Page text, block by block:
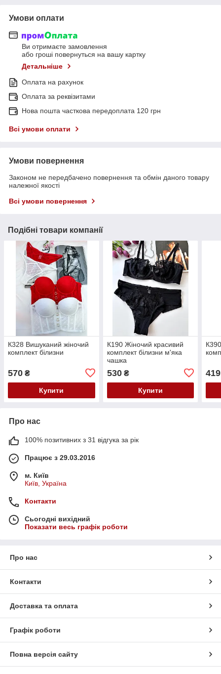
Умови оплати
Ви отримаєте замовлення
або гроші повернуться на вашу картку
Детальніше
Оплата на рахунок
Оплата за реквізитами
Нова пошта часткова передоплата 120 грн
Всі умови оплати
Умови повернення
Законом не передбачено повернення та обмін даного товару
належної якості
Всі умови повернення
Подібні товари компанії
К328 Вишуканий жіночий
комплект білизни
570 ₴
Купити
К190 Жіночий красивий
комплект білизни м'яка
чашка
530₴
Купити
419
Про нас
100% позитивних з 31 відгука за рік
Працює з 29.03.2016
м. Київ
Київ, Україна
Контакти
Сьогодні вихідний
Показати весь графік роботи
Про нас
Контакти
Доставка та оплата
Графік роботи
Повна версія сайту